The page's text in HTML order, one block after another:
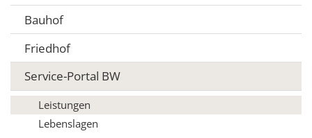
Bauhof
Friedhof
Service-Portal BW
Leistungen
Lebenslagen